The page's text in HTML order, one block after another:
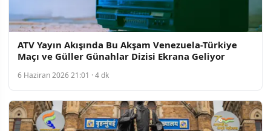
ATV Yayın Akışında Bu Akşam Venezuela-Türkiye
Maçı ve Güller Günahlar Dizisi Ekrana Geliyor
6 Haziran 2026 21:01 · 4 dk